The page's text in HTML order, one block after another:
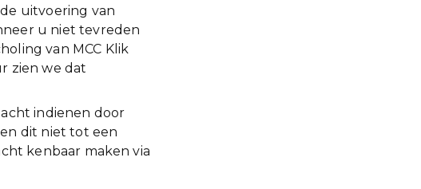
uitvoering van
u niet tevreden
van MCC Klik
zien we dat
indienen door
dit niet tot een
kenbaar maken via